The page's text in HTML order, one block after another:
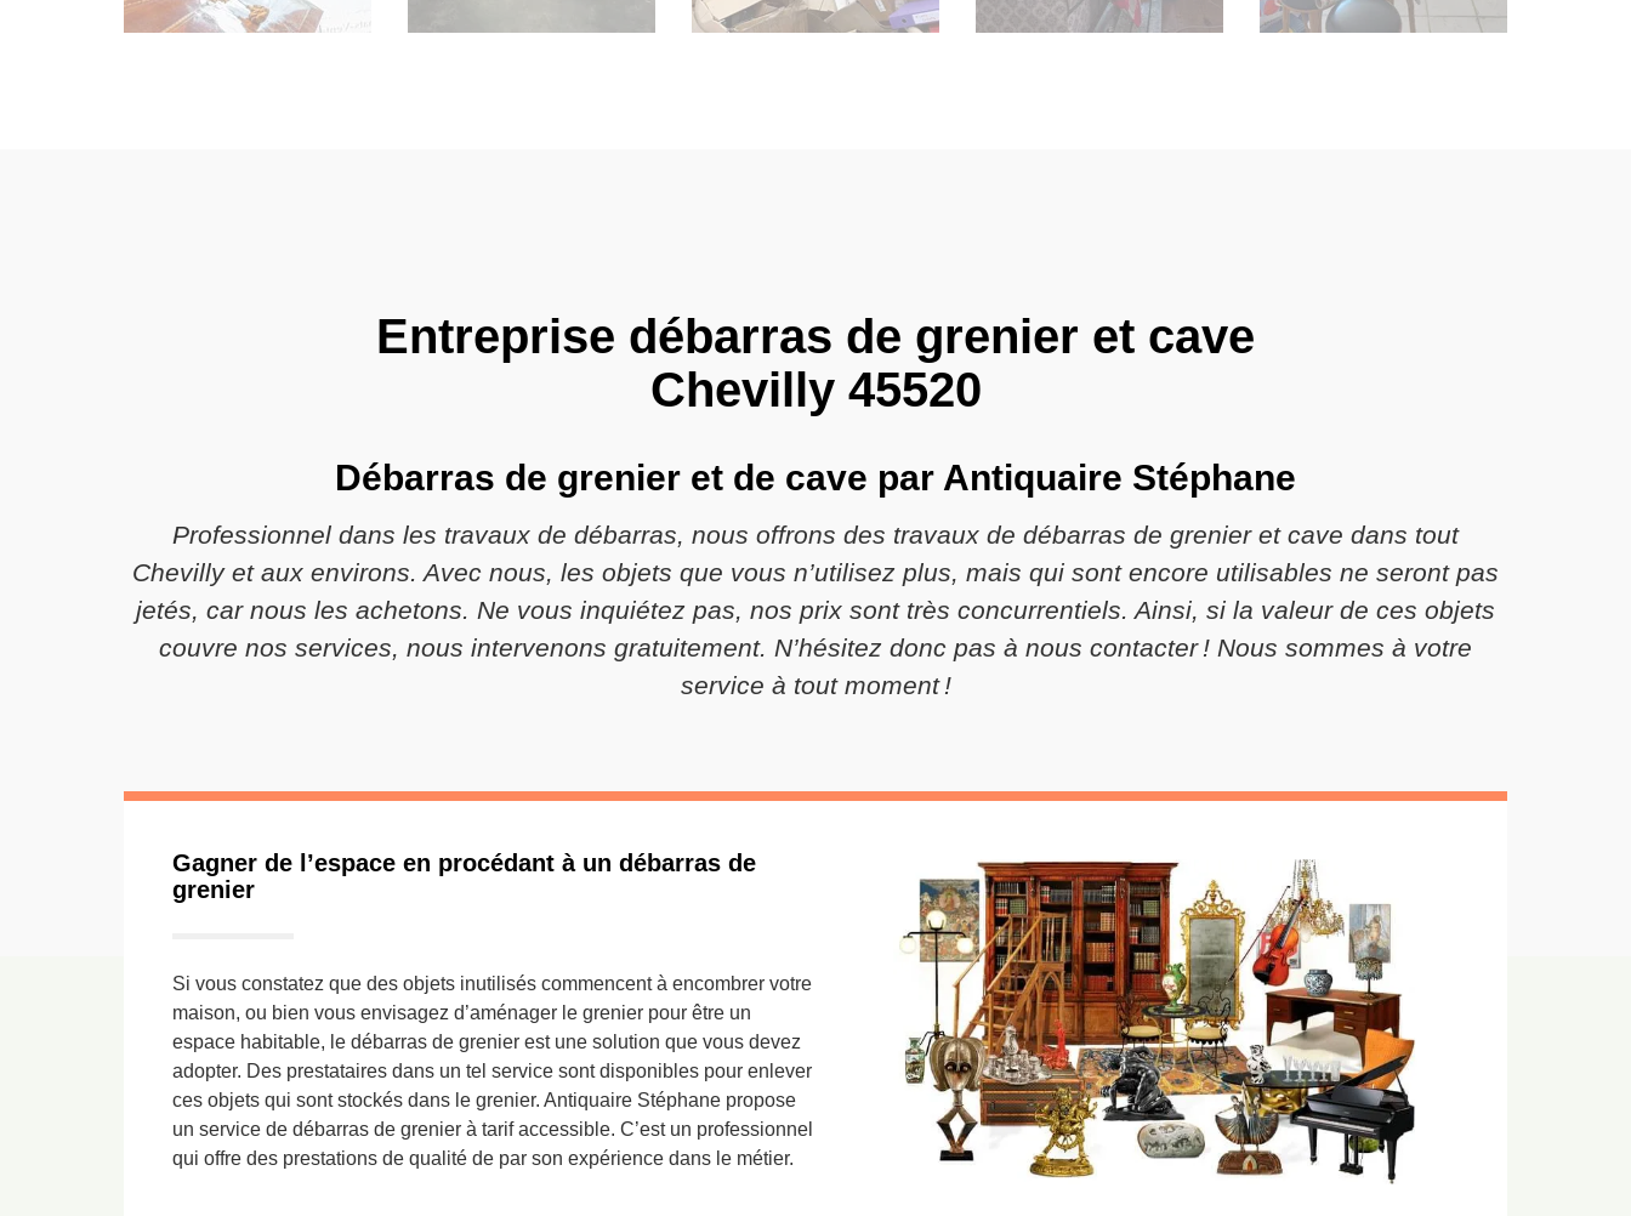
Entreprise débarras de grenier et cave
Chevilly 45520
Débarras de grenier et de cave par Antiquaire Stéphane
Professionnel dans les travaux de débarras, nous offrons des travaux de débarras de grenier et cave dans tout
Chevilly et aux environs. Avec nous, les objets que vous n’utilisez plus, mais qui sont encore utilisables ne seront pas
jetés, car nous les achetons. Ne vous inquiétez pas, nos prix sont très concurrentiels. Ainsi, si la valeur de ces objets
couvre nos services, nous intervenons gratuitement. N’hésitez donc pas à nous contacter ! Nous sommes à votre
service à tout moment !
Gagner de l’espace en procédant à un débarras de
grenier
Si vous constatez que des objets inutilisés commencent à encombrer votre
maison, ou bien vous envisagez d’aménager le grenier pour être un
espace habitable, le débarras de grenier est une solution que vous devez
adopter. Des prestataires dans un tel service sont disponibles pour enlever
ces objets qui sont stockés dans le grenier. Antiquaire Stéphane propose
un service de débarras de grenier à tarif accessible. C’est un professionnel
qui offre des prestations de qualité de par son expérience dans le métier.